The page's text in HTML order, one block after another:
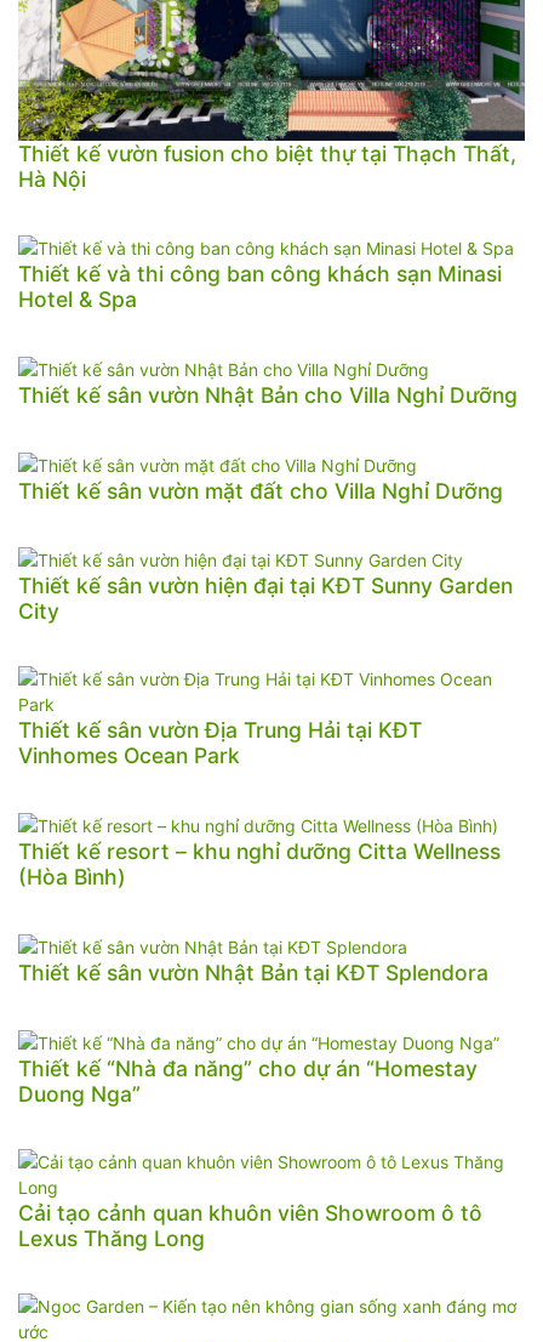
Thiết kế vườn fusion cho biệt thự tại Thạch Thất,
Hà Nội
Thiết kế và thi công ban công khách sạn Minasi
Hotel & Spa
Thiết kế sân vườn Nhật Bản cho Villa Nghỉ Dưỡng
Thiết kế sân vườn mặt đất cho Villa Nghỉ Dưỡng
Thiết kế sân vườn hiện đại tại KĐT Sunny Garden
City
Thiết kế sân vườn Địa Trung Hải tại KĐT
Vinhomes Ocean Park
Thiết kế resort – khu nghỉ dưỡng Citta Wellness
(Hòa Bình)
Thiết kế sân vườn Nhật Bản tại KĐT Splendora
Thiết kế “Nhà đa năng” cho dự án “Homestay
Duong Nga”
Cải tạo cảnh quan khuôn viên Showroom ô tô
Lexus Thăng Long